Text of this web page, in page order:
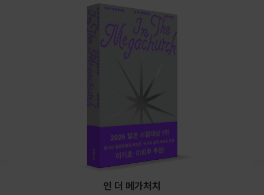
인 더 메가처치